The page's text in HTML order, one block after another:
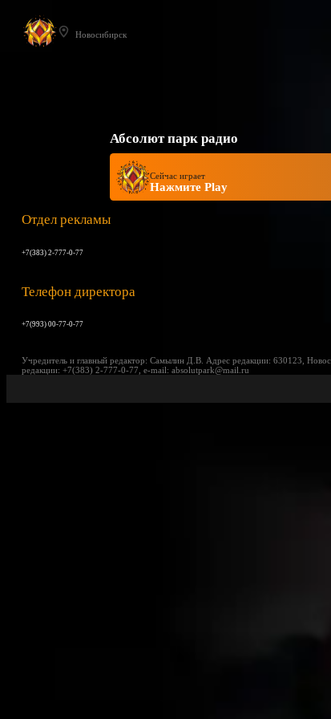
Новосибирск
Абсолют парк радио
Сейчас играет
Нажмите Play
Отдел рекламы
+7(383) 2-777-0-77
Телефон директора
+7(993) 00-77-0-77
Учредитель и главный редактор: Самылин Д.В. Адрес редакции: 630123,
редакции: +7(383) 2-777-0-77, e-mail: absolutpark@mail.ru